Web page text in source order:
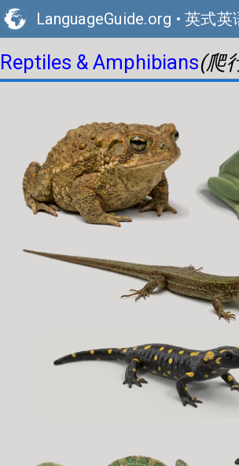
LanguageGuide.org • 英式英
Reptiles & Amphibians(爬